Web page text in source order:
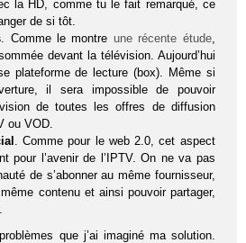
la HD, comme tu le fait remarqué, ce
de si tôt.
. Comme le montre une récente étude,
devant la télévision. Aujourd’hui
plateforme de lecture (box). Même si
il sera impossible de pouvoir
de toutes les offres de diffusion
ou VOD.
. Comme pour le web 2.0, cet aspect
pour l’avenir de l’IPTV. On ne va pas
de s’abonner au même fournisseur,
contenu et ainsi pouvoir partager,
que j’ai imaginé ma solution.